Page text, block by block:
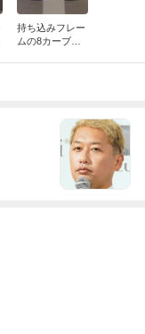
持ち込みフレー
ムの8カーブ